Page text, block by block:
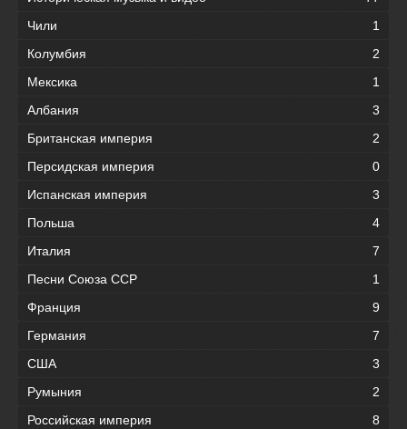
Чили
1
Колумбия
2
Мексика
1
Албания
3
Британская империя
2
Персидская империя
0
Испанская империя
3
Польша
4
Италия
7
Песни Союза ССР
1
Франция
9
Германия
7
США
3
Румыния
2
Российская империя
8